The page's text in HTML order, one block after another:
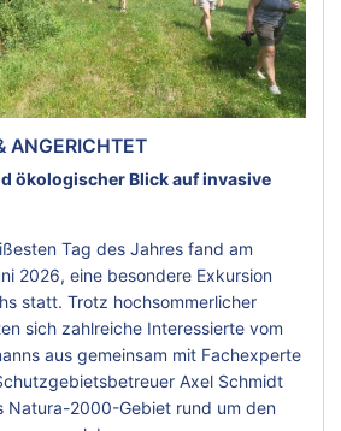
ANGERICHTET
ökologischer Blick auf invasive
Tag des Jahres fand am
2026, eine besondere Exkursion
statt. Trotz hochsommerlicher
sich zahlreiche Interessierte vom
aus gemeinsam mit Fachexperte
Axel Schmidt
Natura-2000-Gebiet rund um den